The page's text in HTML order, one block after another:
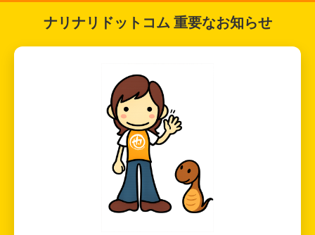
ナリナリドットコム 重要なお知らせ